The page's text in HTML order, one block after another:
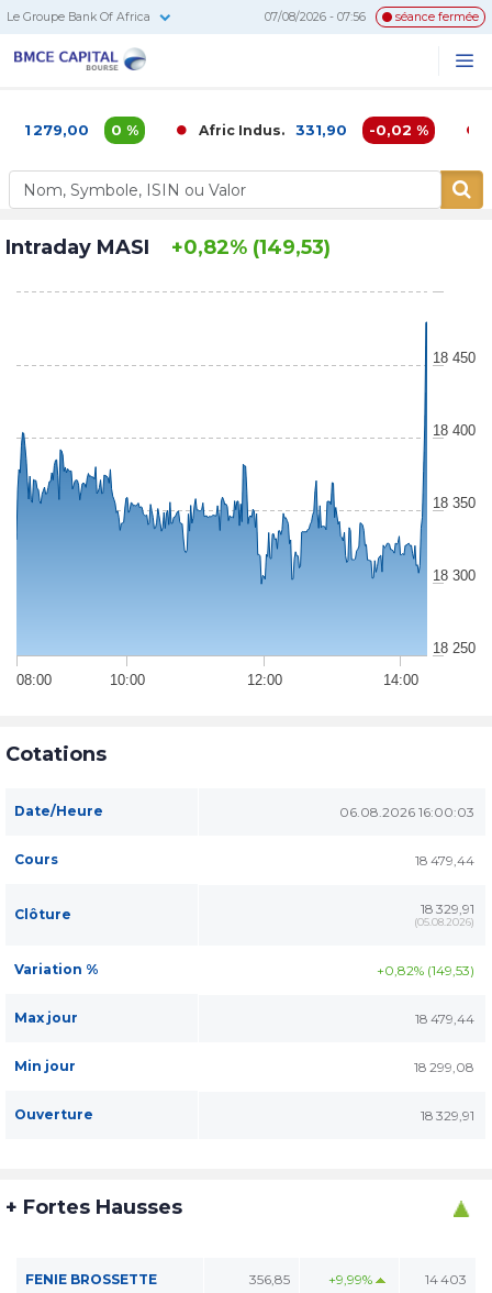
Le Groupe Bank Of Africa 07/08/2026 - 07:56 séance fermée
279,00 0 % Afric Indus. 331,90 -0,02 %
Intraday MASI +0,82% (149,53)
10:00 12:00
08:00 14:00
18 250
18 300
18 350
18 400
18 450
Cotations
Date/Heure 06.08.2026 16:00:03
Cours 18 479,44
Clôture 18 329,91
(05.08.2026)
Variation % +0,82% (149,53)
Max jour 18 479,44
Min jour 18 299,08
Ouverture 18 329,91
+ Fortes Hausses
FENIE BROSSETTE 356,85 +9,99% 14 403